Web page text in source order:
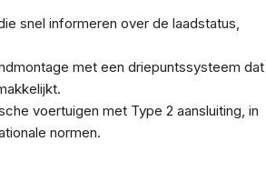
snel informeren over de laadstatus,
met een driepuntssysteem dat
voertuigen met Type 2 aansluiting, in
normen.